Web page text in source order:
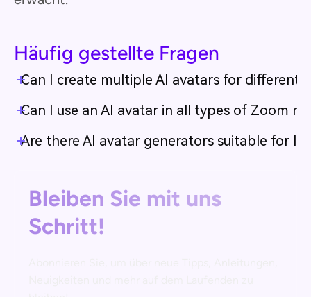
Häufig gestellte Fragen
Can I create multiple AI avatars for different
Can I use an AI avatar in all types of Zoom
Are there AI avatar generators suitable for
Bleiben Sie mit uns
Schritt!